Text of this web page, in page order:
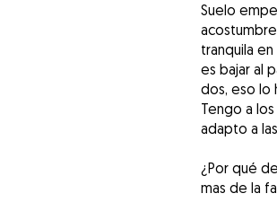
Suelo
tranquila
es bajar al
dos, eso lo
Tengo a
adapto a
¿Por qué
mas de la